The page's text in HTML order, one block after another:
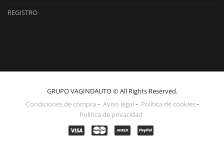
REGISTRO
GRUPO VAGINDAUTO © All Rights Reserved.
Condiciones de compra
Aviso legal
Política de cookies
Politica de privacidad